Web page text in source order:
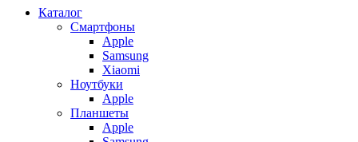
Каталог
Смартфоны
Apple
Samsung
Xiaomi
Ноутбуки
Apple
Планшеты
Apple